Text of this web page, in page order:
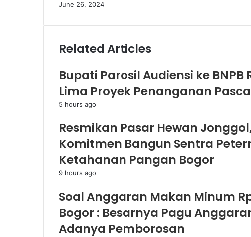
June 26, 2024
Related Articles
Bupati Parosil Audiensi ke
Lima Proyek Penanganan
5 hours ago
Resmikan Pasar Hewan
Komitmen Bangun Sentra
Ketahanan Pangan Bogor
9 hours ago
Soal Anggaran Makan Minum
Bogor : Besarnya Pagu
Adanya Pemborosan